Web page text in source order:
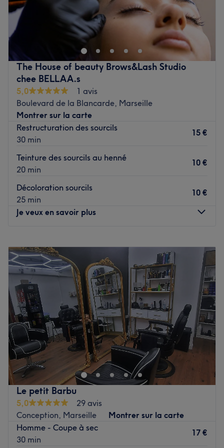
EasyBeauté est un institut de beauté situé à Marseille
dans les Bouches-du-Rhône.
Transports publics les plus proches :
Metro L1 Baille
L’équipe :
Vous êtes accueilli par Eva, diplômée et agréé par les
plus grandes écoles d’esthétique.
Nos coups de cœur :
L’atmosphère : Chaleureuse et agréable.
Les marques et produits utilisés : LPG , Yumi Lash,
Victoria Vynn.
The House of beauty Brows&Lash Studio
chee BELLAA.s
5,0
1 avis
Boulevard de la Blancarde, Marseille
Montrer sur la carte
Restructuration des sourcils
30 min
15 €
Teinture des sourcils au henné
20 min
10 €
Décoloration sourcils
25 min
10 €
Je veux en savoir plus
Mardi
10:00–20:00
Mercredi
10:00–20:00
Jeudi
10:00–20:00
Vendredi
10:00–
Samedi
10:00–
Dimanche
Fermé
Bienvenue chez The House of beauty Brows&Lash Studio,
un lieu de beauté spécialisé dans la beauté du regard
situé dans le 11e arrondissement de Marseille. Profitez du
savoir-faire d'une esthéticienne spécialisée pour
accentuer votre beauté naturelle et obtenir un regard de
biche.
Transport public le plus proche
Arrête de tram Cinque Avenues
Le petit Barbu
5,0
29 avis
Conception, Marseille
Montrer sur la carte
Homme - Coupe à sec
30 min
17 €